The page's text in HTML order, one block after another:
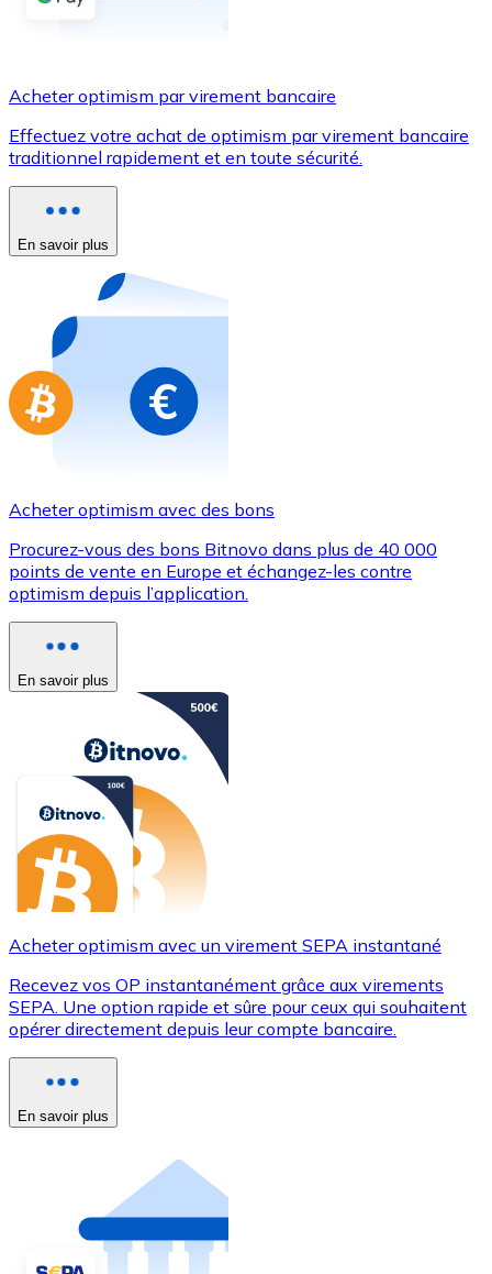
Utilisez les cartes Visa et Mastercard pour acheter
Acheter avec carte
Nouveau
Achetez des cartes-cadeaux de vos marques
Aller à la boutique de cartes-cadeaux
Acheter optimism par virement bancaire
Effectuez votre achat de optimism par virement bancaire
traditionnel rapidement et en toute sécurité.
En savoir plus
Acheter optimism avec des bons
Procurez-vous des bons Bitnovo dans plus de 40 000
points de vente en Europe et échangez-les contre
optimism depuis l’application.
En savoir plus
Acheter optimism avec un virement SEPA instantané
Recevez vos OP instantanément grâce aux virements
SEPA. Une option rapide et sûre pour ceux qui souhaitent
opérer directement depuis leur compte bancaire.
En savoir plus